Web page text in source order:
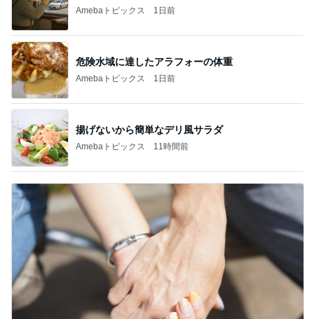
Amebaトピックス 1日前
危険水域に達したアラフォーの体重
Amebaトピックス 1日前
揚げないから簡単なデリ風サラダ
Amebaトピックス 11時間前